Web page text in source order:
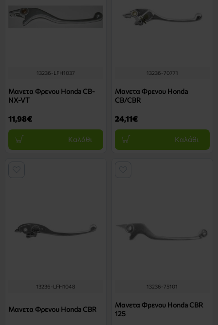
13236-LFH1037
Μανετα Φρενου Honda CB-
NX-VT
11,98€
Καλάθι
13236-70771
Μανετα Φρενου Honda
CB/CBR
24,11€
Καλάθι
13236-LFH1048
Μανετα Φρενου Honda CBR
13236-75101
Μανετα Φρενου Honda CBR
125